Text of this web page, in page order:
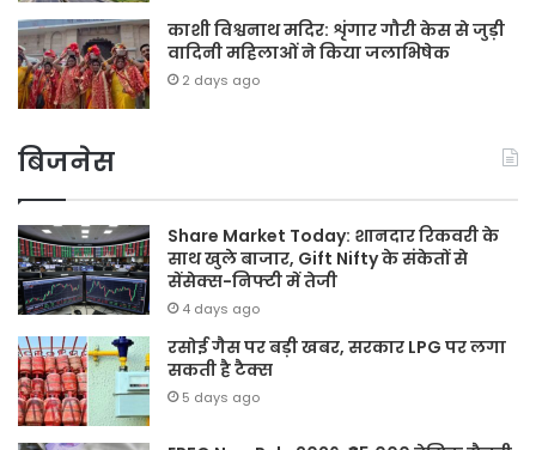
काशी विश्वनाथ मदिर: शृंगार गौरी केस से जुड़ी
वादिनी महिलाओं ने किया जलाभिषेक
2 days ago
बिजनेस
Share Market Today: शानदार रिकवरी के
साथ खुले बाजार, Gift Nifty के संकेतों से
सेंसेक्स-निफ्टी में तेजी
4 days ago
रसोई गैस पर बड़ी खबर, सरकार LPG पर लगा
सकती है टैक्स
5 days ago